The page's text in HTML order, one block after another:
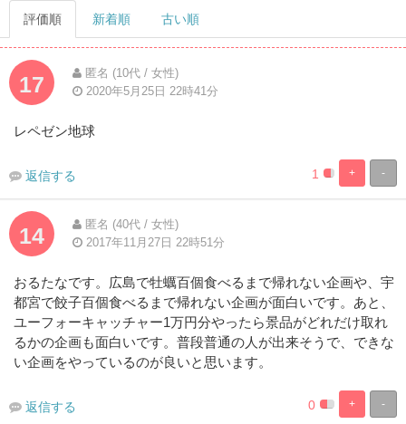
評価順 新着順 古い順
17
匿名 (10代 / 女性)
2020年5月25日 22時41分
レペゼン地球
-
+
5%95%
1
返信する
14
匿名 (40代 / 女性)
2017年11月27日 22時51分
おるたなです。広島で牡蠣百個食べるまで帰れない企画や、宇
都宮で餃子百個食べるまで帰れない企画が面白いです。あと、
ユーフォーキャッチャー1万円分やったら景品がどれだけ取れ
るかの企画も面白いです。普段普通の人が出来そうで、できな
い企画をやっているのが良いと思います。
-
+
5%95%
0
返信する